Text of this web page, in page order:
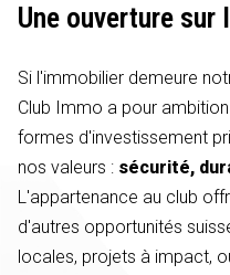
Une ouverture sur
Si l'immobilier demeure
Club Immo a pour
formes d'investissement
nos valeurs : sécurité,
L'appartenance au club
d'autres opportunités
locales, projets à impact,